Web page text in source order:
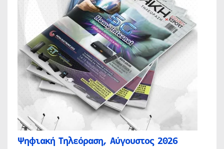
Ψηφιακή Τηλεόραση, Αύγουστος 2026